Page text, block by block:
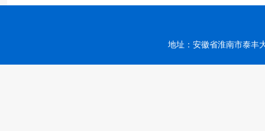
地址：安徽省淮南市泰丰